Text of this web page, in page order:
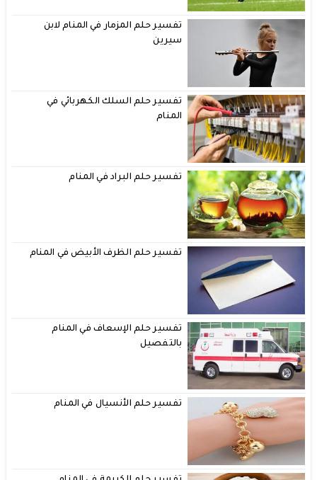
تفسير حلم المزمار في المنام لابن
سيرين
تفسير حلم السلك الكهربائي في
المنام
تفسير حلم البراد في المنام
تفسير حلم الظرف الأبيض في المنام
تفسير حلم الإسعاف في المنام
بالتفصيل
تفسير حلم الأنسيال في المنام